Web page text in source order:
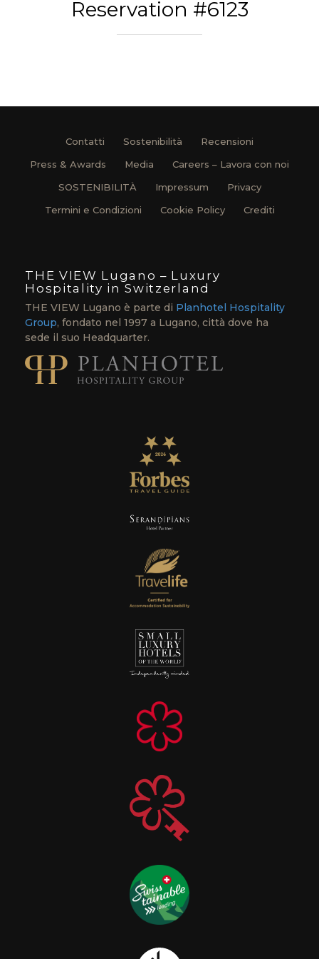
Reservation #6123
Contatti Sostenibilità
Recensioni
Press & Awards
Media
Careers – Lavora con noi
SOSTENIBILITÀ
Impressum
Privacy
Termini e Condizioni
Cookie Policy Crediti
THE VIEW Lugano – Luxury
Hospitality in Switzerland
THE VIEW Lugano è parte di Planhotel Hospitality
Group, fondato nel 1997 a Lugano, città dove ha
sede il suo Headquarter.